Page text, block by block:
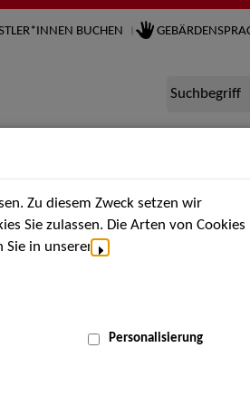
BUCHEN
Suchbegriff
Termine Portfolio
MENÜ
Zu diesem Zweck setzen wir
Sie zulassen. Die Arten von Cookies
in unserer
Personalisierung